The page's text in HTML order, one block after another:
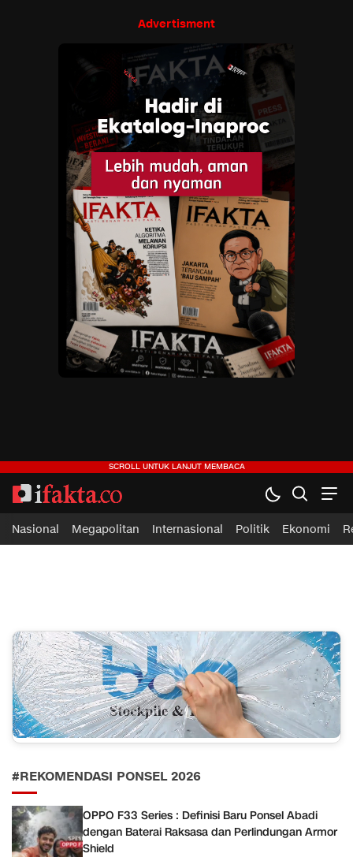
Advertisment
ifakta.co
#pastibenar
Nasional Megapolitan Internasional Politik Ekonomi
#REKOMENDASI PONSEL 2026
OPPO F33 Series : Definisi Baru Ponsel Abadi
dengan Baterai Raksasa dan Perlindungan Armor
Shield